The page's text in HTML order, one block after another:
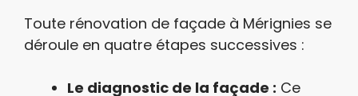
Toute rénovation de façade à Mérignies se
déroule en quatre étapes successives :
Le diagnostic de la façade : Ce